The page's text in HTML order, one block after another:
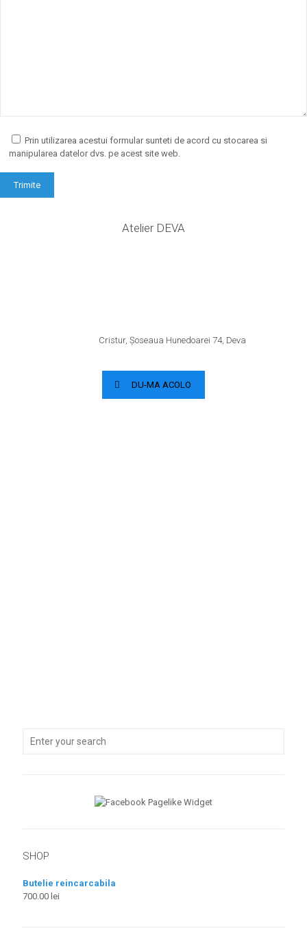
Prin utilizarea acestui formular sunteti de acord cu stocarea si
manipularea datelor dvs. pe acest site web.
Atelier DEVA
Cristur, Șoseaua Hunedoarei 74, Deva
DU-MA ACOLO
SHOP
Butelie reincarcabila
700.00 lei